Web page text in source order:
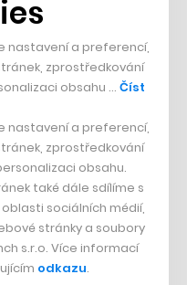
nastavení a preferencí,
zprostředkování
obsahu … Číst
nastavení a preferencí,
zprostředkování
obsahu.
také dále sdílíme s
sociálních médií,
stránky a soubory
s.r.o. Více informací
odkazu.